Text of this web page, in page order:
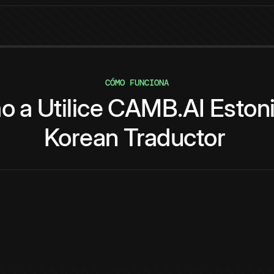
CÓMO FUNCIONA
a UtiliceCAMB.AI
Korean Traductor